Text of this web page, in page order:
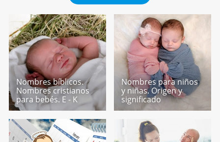
Nombres bíblicos.
Nombres cristianos
para bebés. E - K
Nombres para niños
y niñas. Origen y
significado